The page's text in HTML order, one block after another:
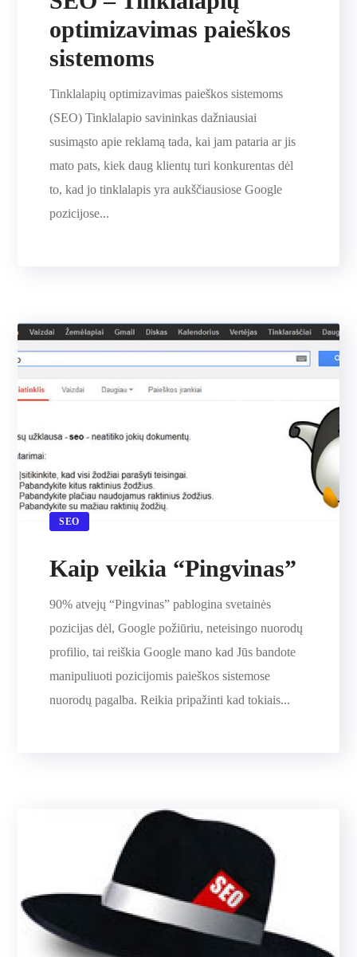
optimizavimas paieškos
sistemoms
Tinklalapių optimizavimas paieškos sistemoms
(SEO) Tinklalapio savininkas dažniausiai
susimąsto apie reklamą tada, kai jam pataria ar jis
mato pats, kiek daug klientų turi konkurentas dėl
to, kad jo tinklalapis yra aukščiausiose Google
pozicijose...
SEO
Kaip veikia “Pingvinas”
90% atvejų “Pingvinas” pablogina svetainės
pozicijas dėl, Google požiūriu, neteisingo nuorodų
profilio, tai reiškia Google mano kad Jūs bandote
manipuliuoti pozicijomis paieškos sistemose
nuorodų pagalba. Reikia pripažinti kad tokiais...